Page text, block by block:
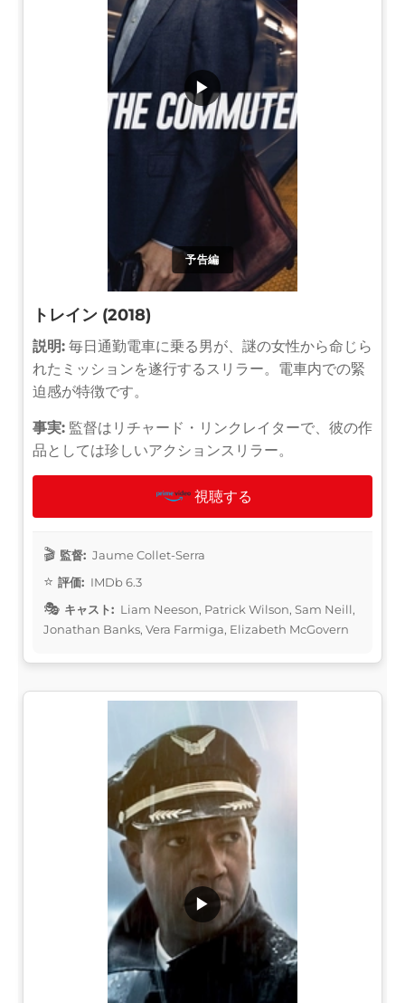
予告編
▶
トレイン (2018)
説明: 毎日通勤電車に乗る男が、謎の女性から命じら
れたミッションを遂行するスリラー。電車内での緊
迫感が特徴です。
事実: 監督はリチャード・リンクレイターで、彼の作
品としては珍しいアクションスリラー。
視聴する
監督: Jaume Collet-Serra
評価: IMDb 6.3
キャスト: Liam Neeson, Patrick Wilson, Sam Neill,
Jonathan Banks, Vera Farmiga, Elizabeth McGovern
▶